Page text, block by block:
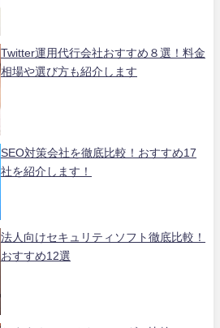
Twitter運用代行会社おすすめ８選！料金
相場や選び方も紹介します
SEO対策会社を徹底比較！おすすめ17
社を紹介します！
法人向けセキュリティソフト徹底比較！
おすすめ12選